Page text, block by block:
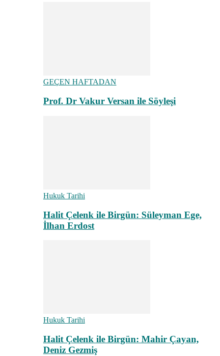
GEÇEN HAFTADAN
Prof. Dr Vakur Versan ile Söyleşi
Hukuk Tarihi
Halit Çelenk ile Birgün: Süleyman Ege,
İlhan Erdost
Hukuk Tarihi
Halit Çelenk ile Birgün: Mahir Çayan,
Deniz Gezmiş